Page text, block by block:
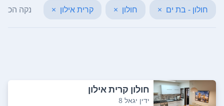
חולון - בת ים × חולון × קרית אילון × נקה הכל
חולון קרית אילון
ידין יגאל 8